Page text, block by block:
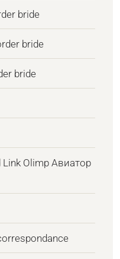
bride
bride
bride
Olimp Авиатор